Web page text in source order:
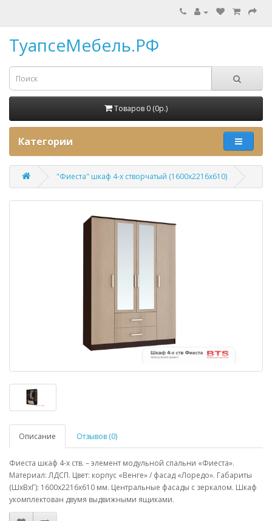
ТуапсеМебель.РФ
Товаров 0 (0p.)
Категории
"Фиеста" шкаф 4-х створчатый (1600х2216х610)
Описание Отзывов (0)
Фиеста шкаф 4-х ств. – элемент модульной спальни «Фиеста».
Материал: ЛДСП. Цвет: корпус «Венге» / фасад «Лоредо». Габариты
(ШхВхГ): 1600х2216х610 мм. Центральные фасады с зеркалом. Шкаф
укомплектован двумя выдвижными ящиками.